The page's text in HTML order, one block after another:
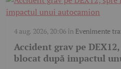
4 aug. 2026, 20:06în Evenimente
Accident grav pe
blocat după impactul